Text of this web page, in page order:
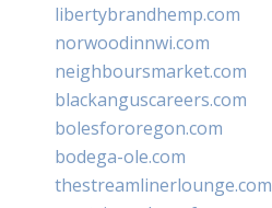
libertybrandhemp.com
norwoodinnwi.com
neighboursmarket.com
blackanguscareers.com
bolesfororegon.com
bodega-ole.com
thestreamlinerlounge.com